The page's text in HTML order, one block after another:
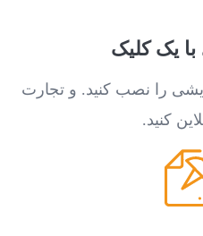
یک کلیک
را نصب کنید. و تجارت
کنید.